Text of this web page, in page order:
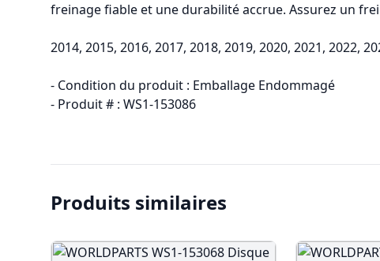
freinage fiable et une durabilité accrue. Assurez un
2014, 2015, 2016, 2017, 2018, 2019, 2020, 2021, 2022,
- Condition du produit : Emballage Endommagé
- Produit # : WS1-153086
Produits similaires